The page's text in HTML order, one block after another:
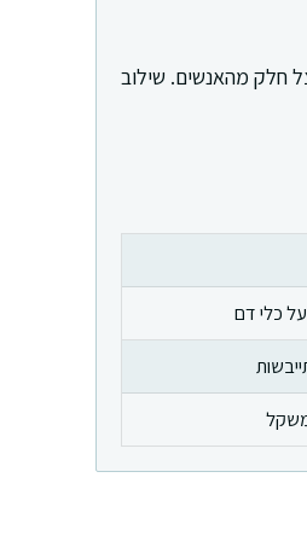
חלק מהאנשים. שילוב
כלי דם
משקל